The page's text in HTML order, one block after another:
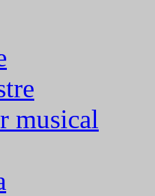
musical